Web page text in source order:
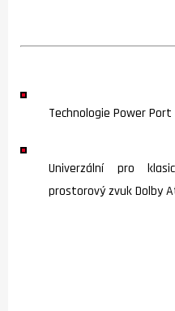
Technologie Power
Univerzální pro
prostorový zvuk Dolby